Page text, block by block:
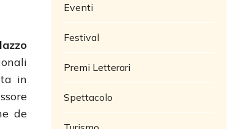
in
de
Eventi
Festival
Premi Letterari
Spettacolo